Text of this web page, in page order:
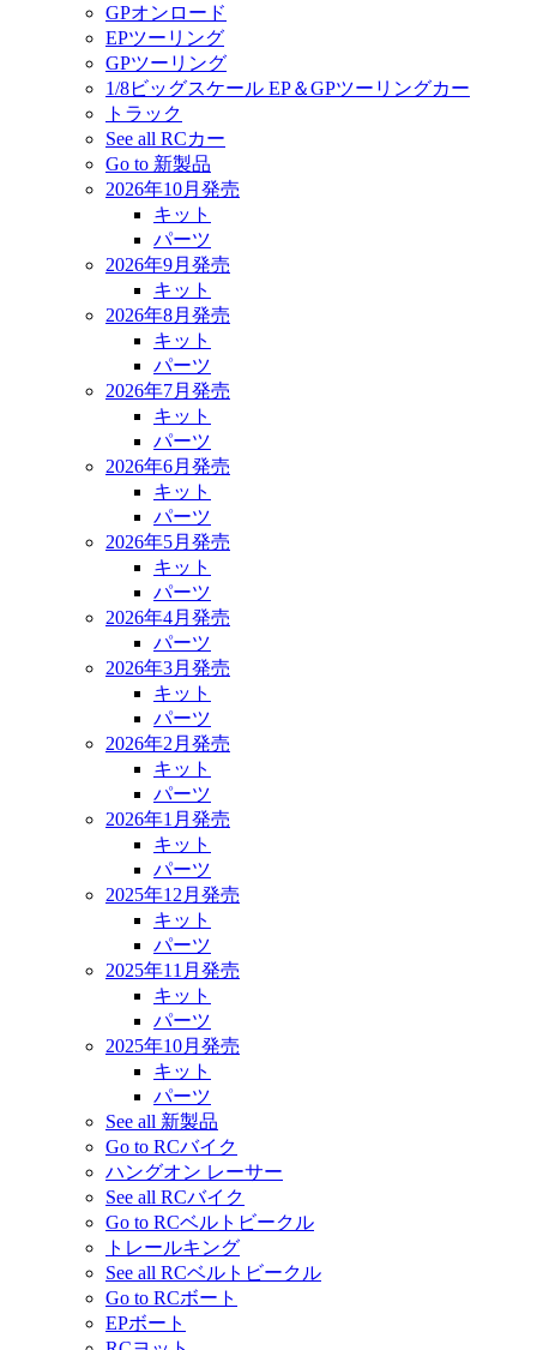
GPオンロード
EPツーリング
GPツーリング
1/8ビッグスケール EP＆GPツーリングカー
トラック
See all RCカー
Go to 新製品
2026年10月発売
キット
パーツ
2026年9月発売
キット
2026年8月発売
キット
パーツ
2026年7月発売
キット
パーツ
2026年6月発売
キット
パーツ
2026年5月発売
キット
パーツ
2026年4月発売
パーツ
2026年3月発売
キット
パーツ
2026年2月発売
キット
パーツ
2026年1月発売
キット
パーツ
2025年12月発売
キット
パーツ
2025年11月発売
キット
パーツ
2025年10月発売
キット
パーツ
See all 新製品
Go to RCバイク
ハングオン レーサー
See all RCバイク
Go to RCベルトビークル
トレールキング
See all RCベルトビークル
Go to RCボート
EPボート